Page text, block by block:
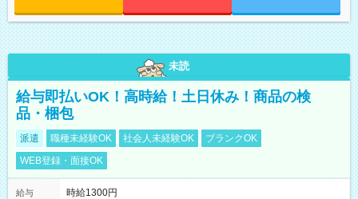
未読
給与即払いOK！高時給！土日休み！商品の検
品・梱包
派遣 職種未経験OK 社会人未経験OK
ブランクOK
WEB登録・面接OK
給与
時給1300円